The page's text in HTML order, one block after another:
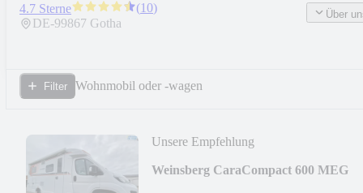
4.7 Sterne (10)
DE-99867 Gotha
Über
Filter Wohnmobil oder -wagen
Unsere Empfehlung
Weinsberg CaraCompact 600 MEG